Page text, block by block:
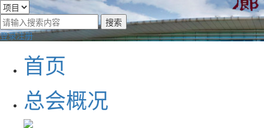
登录注册
首页
总会概况